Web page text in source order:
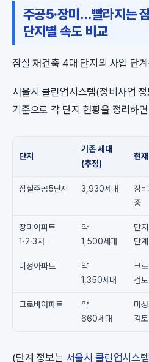
주공5·장미…빨라지는
단지별 속도 비교
잠실 재건축 4대 단지의 사업 단
서울시 클린업시스템(정비사업
기준으로 각 단지 현황을 정리하
단지
기존 세대
(추정)
현
잠실주공5단지 3,930세대
정
중
장미아파트
1·2·3차
약
1,500세대
단
단계
미성아파트
약
1,350세대
크
검토
크로바아파트
약
660세대
미
검토
(단계 정보는 서울시 클린업시스템